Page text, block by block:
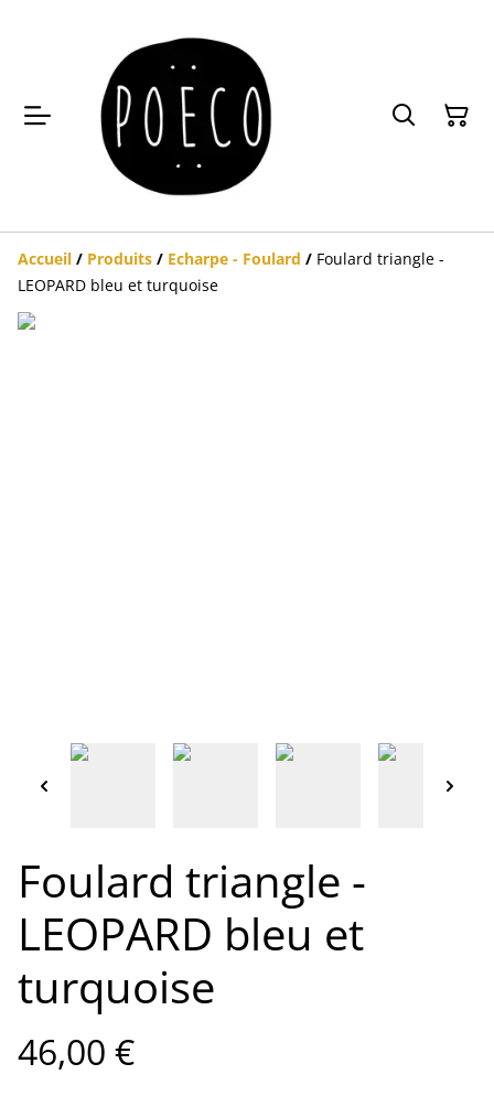
Accueil / Produits / Echarpe - Foulard / Foulard triangle -
LEOPARD bleu et turquoise
Foulard triangle -
LEOPARD bleu et
turquoise
46,00 €